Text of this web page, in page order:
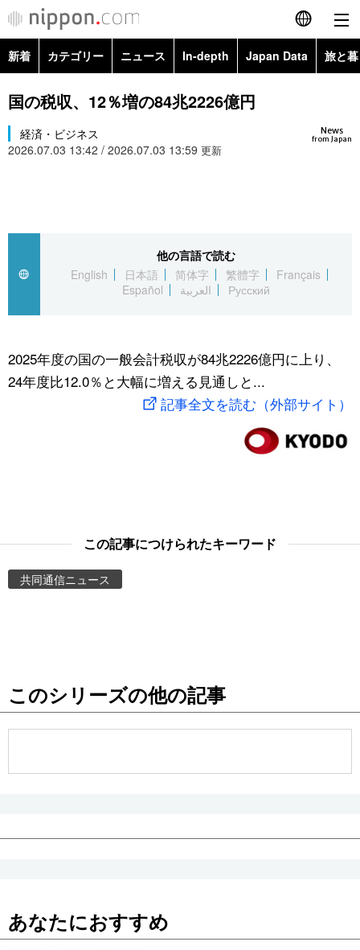
English
カテゴリー
文化
動画/Live
Images
お知らせ
新着 カテゴリー ニュース In-depth Japan Data 旅と
政治・外交
経済・ビジネス
スポーツ・東京2020
Images
国の税収、12％増の84兆2226億円
News
from Japan
経済・ビジネス
2026.07.03 13:42 / 2026.07.03 13:59 更新
他の言語で読む
English
日本語 简体字 繁體字
Français
Español
العربية Русский
2025年度の国の一般会計税収が84兆2226億円に上り、
24年度比12.0％と大幅に増える見通しと...
記事全文を読む（外部サイト）
この記事につけられたキーワード
共同通信ニュース
このシリーズの他の記事
あなたにおすすめ